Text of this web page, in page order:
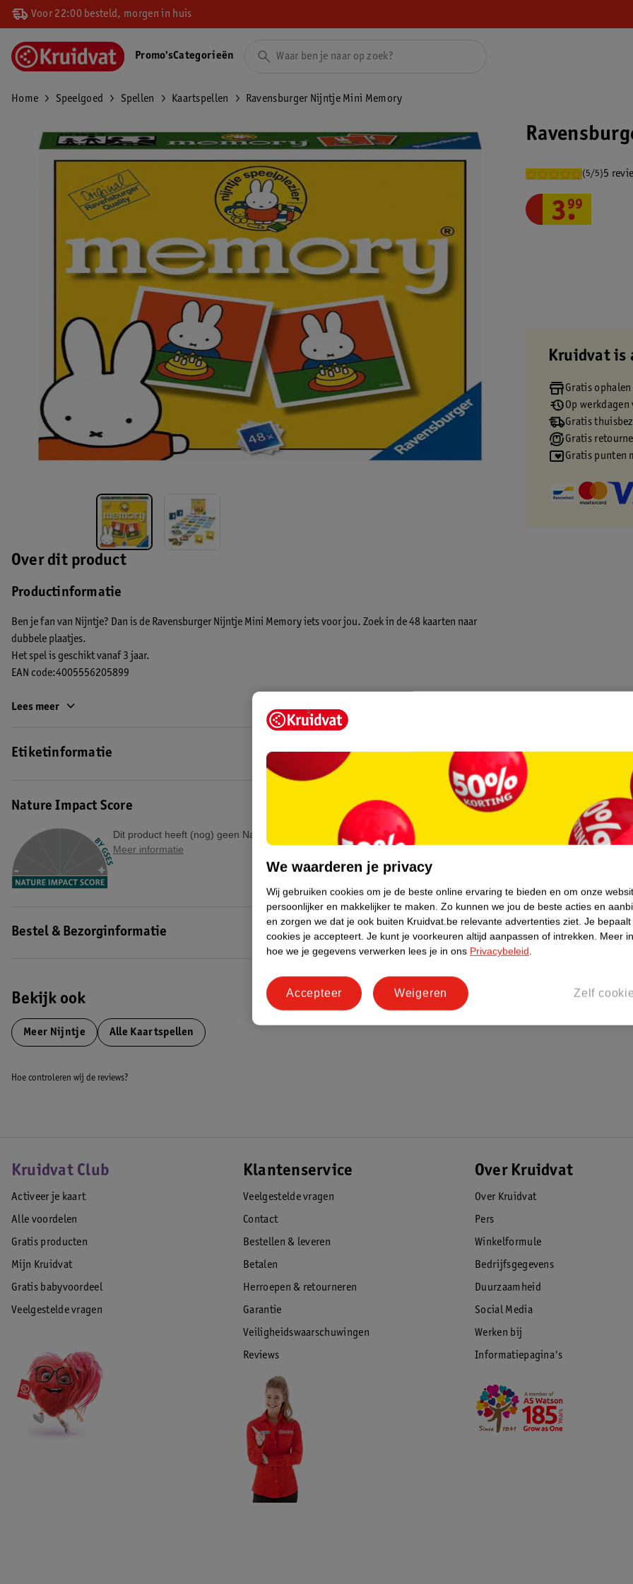
Voor 22:00 besteld, morgen in huis
Promo'sCategorieën
Home Speelgoed Spellen Kaartspellen Ravensburger Nijntje Mini Memory
Over dit product
Productinformatie
Ben je fan van Nijntje? Dan is de Ravensburger Nijntje Mini Memory iets voor jou. Zoek in de 48 kaarten naar
dubbele plaatjes.
Het spel is geschikt vanaf 3 jaar.
EAN code:4005556205899
Lees meer
Etiketinformatie
Nature Impact Score
Dit product heeft (nog) geen Nature Impact Score.
Meer informatie
Bestel & Bezorginformatie
Bekijk ook
Meer Nijntje Alle Kaartspellen
(5/5)5
3.
99
Kruidvat is
Gratis
Op
Gratis
Gratis
Gratis punten
Hoe controleren wij de reviews?
Kruidvat Club
Activeer je kaart
Alle voordelen
Gratis producten
Mijn Kruidvat
Gratis babyvoordeel
Veelgestelde vragen
Klantenservice
Veelgestelde vragen
Contact
Bestellen & leveren
Betalen
Herroepen & retourneren
Garantie
Veiligheidswaarschuwingen
Reviews
Over Kruidvat
Over Kruidvat
Pers
Winkelformule
Bedrijfsgegevens
Duurzaamheid
Social Media
Werken bij
Informatiepagina's
We waarderen je privacy
Wij gebruiken cookies om je de beste online ervaring te bieden en om onze
persoonlijker en makkelijker te maken. Zo kunnen we jou de beste acties en
en zorgen we dat je ook buiten Kruidvat.be relevante advertenties ziet. Je
cookies je accepteert. Je kunt je voorkeuren altijd aanpassen of intrekken. Meer
hoe we je gegevens verwerken lees je in ons Privacybeleid.
Zelf
Weigeren
Accepteer